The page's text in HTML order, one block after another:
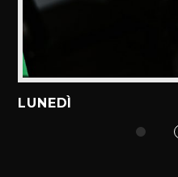
LUNEDÌ